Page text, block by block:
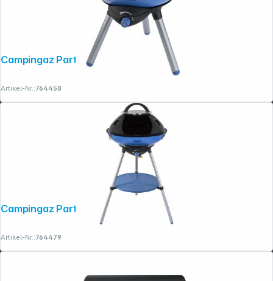
Campingaz Party Grill 200 CV
Artikel-Nr.:764458
Campingaz Party Grill 600 R
Artikel-Nr.:764479